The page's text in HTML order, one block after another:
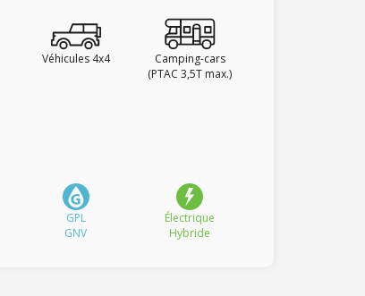
Véhicules 4x4
Camping-cars
(PTAC 3,5T max.)
GPL
GNV
Électrique
Hybride